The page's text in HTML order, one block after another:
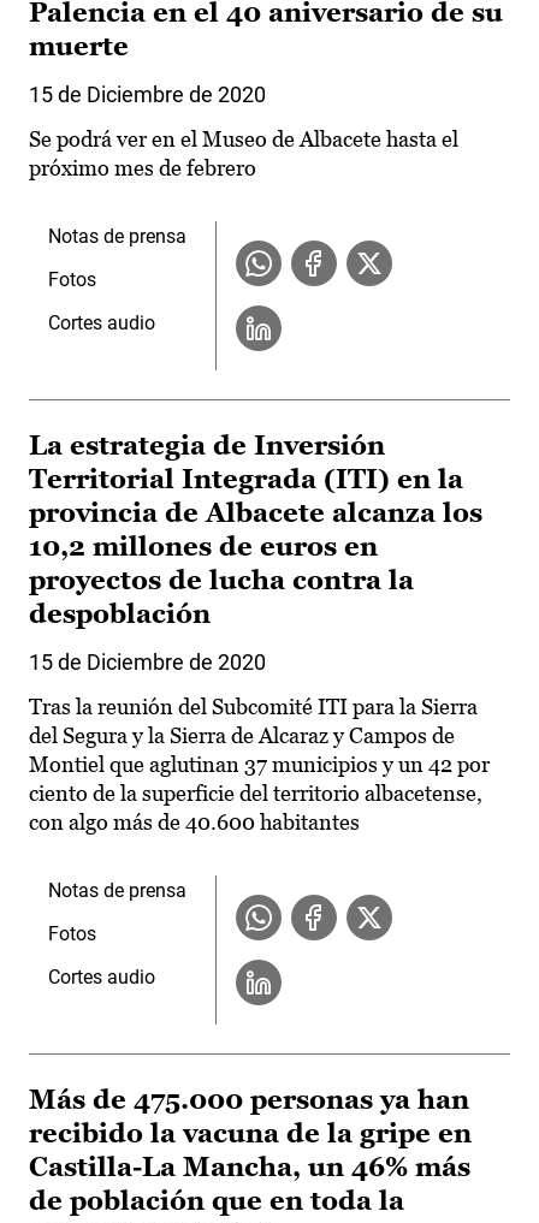
Palencia en el 40 aniversario de su
muerte
15 de Diciembre de 2020
Se podrá ver en el Museo de Albacete hasta el
próximo mes de febrero
Notas de prensa
Fotos
Cortes audio
La estrategia de Inversión
Territorial Integrada (ITI) en la
provincia de Albacete alcanza los
10,2 millones de euros en
proyectos de lucha contra la
despoblación
15 de Diciembre de 2020
Tras la reunión del Subcomité ITI para la Sierra
del Segura y la Sierra de Alcaraz y Campos de
Montiel que aglutinan 37 municipios y un 42 por
ciento de la superficie del territorio albacetense,
con algo más de 40.600 habitantes
Notas de prensa
Fotos
Cortes audio
Más de 475.000 personas ya han
recibido la vacuna de la gripe en
Castilla-La Mancha, un 46% más
de población que en toda la